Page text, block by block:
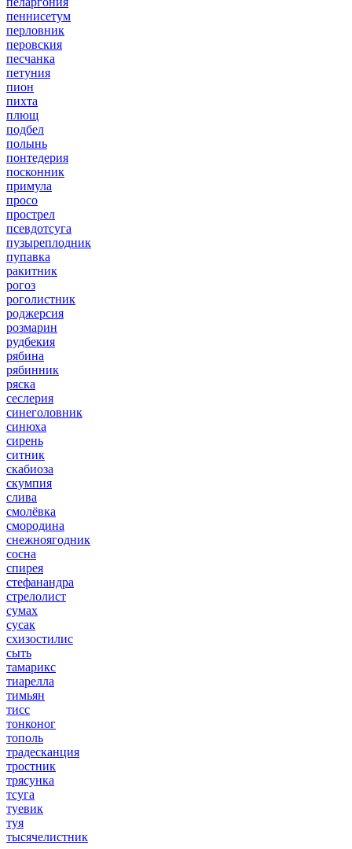
пеннисетум
перловник
перовския
песчанка
петуния
пион
пихта
плющ
подбел
полынь
понтедерия
посконник
примула
просо
прострел
псевдотсуга
пузыреплодник
пупавка
ракитник
рогоз
роголистник
роджерсия
розмарин
рудбекия
рябина
рябинник
ряска
сеслерия
синеголовник
синюха
сирень
ситник
скабиоза
скумпия
слива
смолёвка
смородина
снежноягодник
сосна
спирея
стефанандра
стрелолист
сумах
сусак
схизостилис
сыть
тамарикс
тиарелла
тимьян
тисс
тонконог
тополь
традесканция
тростник
трясунка
тсуга
туевик
туя
тысячелистник